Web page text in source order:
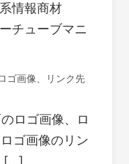
情報商材
チューブマニ
ゴ画像、リンク先
ロゴ画像、ロ
ゴ画像のリン
[…]